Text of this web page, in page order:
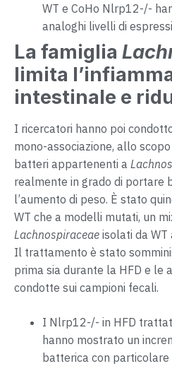
WT e CoHo Nlrp12-/-
analoghi livelli di
La famiglia
limita
intestinale e
I ricercatori hanno poi
mono-associazione, allo
batteri appartenenti a
realmente in grado di portare
l’aumento di peso. È stato
WT che a modelli mutati, un
Lachnospiraceae isolati da
Il trattamento è stato
prima sia durante la HFD e le
condotte sui campioni fecali.
I Nlrp12-/- in HFD
hanno mostrato un
batterica con particolare